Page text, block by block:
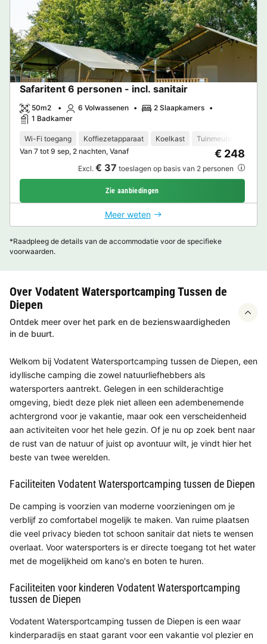
Safaritent 6 personen - incl. sanitair
50m2 6 Volwassenen
2 Slaapkamers
1 Badkamer
Wi-Fi toegang Koffiezetapparaat Koelkast
Tuinmeubelen
Van 7 tot 9 sep, 2 nachten, Vanaf
€ 248
Excl. € 37 toeslagen op basis van 2 personen
Zie aanbiedingen
Meer weten
*Raadpleeg de details van de accommodatie voor de specifieke
voorwaarden.
Over Vodatent Watersportcamping Tussen de
Diepen
Ontdek meer over het park en de bezienswaardigheden
in de buurt.
Welkom bij Vodatent Watersportcamping tussen de Diepen, een
idyllische camping die zowel natuurliefhebbers als
watersporters aantrekt. Gelegen in een schilderachtige
omgeving, biedt deze plek niet alleen een adembenemende
achtergrond voor je vakantie, maar ook een verscheidenheid
aan activiteiten voor het hele gezin. Of je nu op zoek bent naar
de rust van de natuur of juist op avontuur wilt, je vindt hier het
beste van twee werelden.
Faciliteiten Vodatent Watersportcamping tussen de Diepen
De camping is voorzien van moderne voorzieningen om je
verblijf zo comfortabel mogelijk te maken. Van ruime plaatsen
die veel privacy bieden tot schoon sanitair dat niets te wensen
overlaat. Voor watersporters is er directe toegang tot het water
met de mogelijkheid om kano's en boten te huren.
Faciliteiten voor kinderen Vodatent Watersportcamping
tussen de Diepen
Vodatent Watersportcamping tussen de Diepen is een waar
kinderparadijs en staat garant voor een vakantie vol plezier en